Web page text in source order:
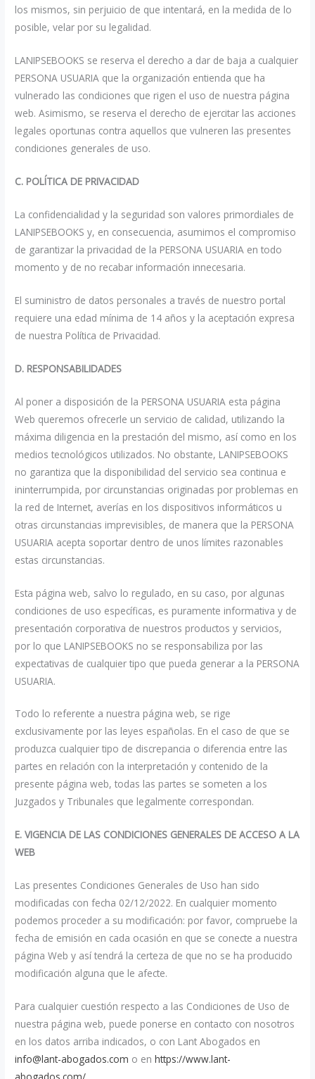
los mismos, sin perjuicio de que intentará, en la medida de lo
posible, velar por su legalidad.
LANIPSEBOOKS se reserva el derecho a dar de baja a cualquier
PERSONA USUARIA que la organización entienda que ha
vulnerado las condiciones que rigen el uso de nuestra página
web. Asimismo, se reserva el derecho de ejercitar las acciones
legales oportunas contra aquellos que vulneren las presentes
condiciones generales de uso.
C. POLÍTICA DE PRIVACIDAD
La confidencialidad y la seguridad son valores primordiales de
LANIPSEBOOKS y, en consecuencia, asumimos el compromiso
de garantizar la privacidad de la PERSONA USUARIA en todo
momento y de no recabar información innecesaria.
El suministro de datos personales a través de nuestro portal
requiere una edad mínima de 14 años y la aceptación expresa
de nuestra Política de Privacidad.
D. RESPONSABILIDADES
Al poner a disposición de la PERSONA USUARIA esta página
Web queremos ofrecerle un servicio de calidad, utilizando la
máxima diligencia en la prestación del mismo, así como en los
medios tecnológicos utilizados. No obstante, LANIPSEBOOKS
no garantiza que la disponibilidad del servicio sea continua e
ininterrumpida, por circunstancias originadas por problemas en
la red de Internet, averías en los dispositivos informáticos u
otras circunstancias imprevisibles, de manera que la PERSONA
USUARIA acepta soportar dentro de unos límites razonables
estas circunstancias.
Esta página web, salvo lo regulado, en su caso, por algunas
condiciones de uso específicas, es puramente informativa y de
presentación corporativa de nuestros productos y servicios,
por lo que LANIPSEBOOKS no se responsabiliza por las
expectativas de cualquier tipo que pueda generar a la PERSONA
USUARIA.
Todo lo referente a nuestra página web, se rige
exclusivamente por las leyes españolas. En el caso de que se
produzca cualquier tipo de discrepancia o diferencia entre las
partes en relación con la interpretación y contenido de la
presente página web, todas las partes se someten a los
Juzgados y Tribunales que legalmente correspondan.
E. VIGENCIA DE LAS CONDICIONES GENERALES DE ACCESO A LA
WEB
Las presentes Condiciones Generales de Uso han sido
modificadas con fecha 02/12/2022. En cualquier momento
podemos proceder a su modificación: por favor, compruebe la
fecha de emisión en cada ocasión en que se conecte a nuestra
página Web y así tendrá la certeza de que no se ha producido
modificación alguna que le afecte.
Para cualquier cuestión respecto a las Condiciones de Uso de
nuestra página web, puede ponerse en contacto con nosotros
en los datos arriba indicados, o con Lant Abogados en
info@lant-abogados.com o enhttps://www.lant-